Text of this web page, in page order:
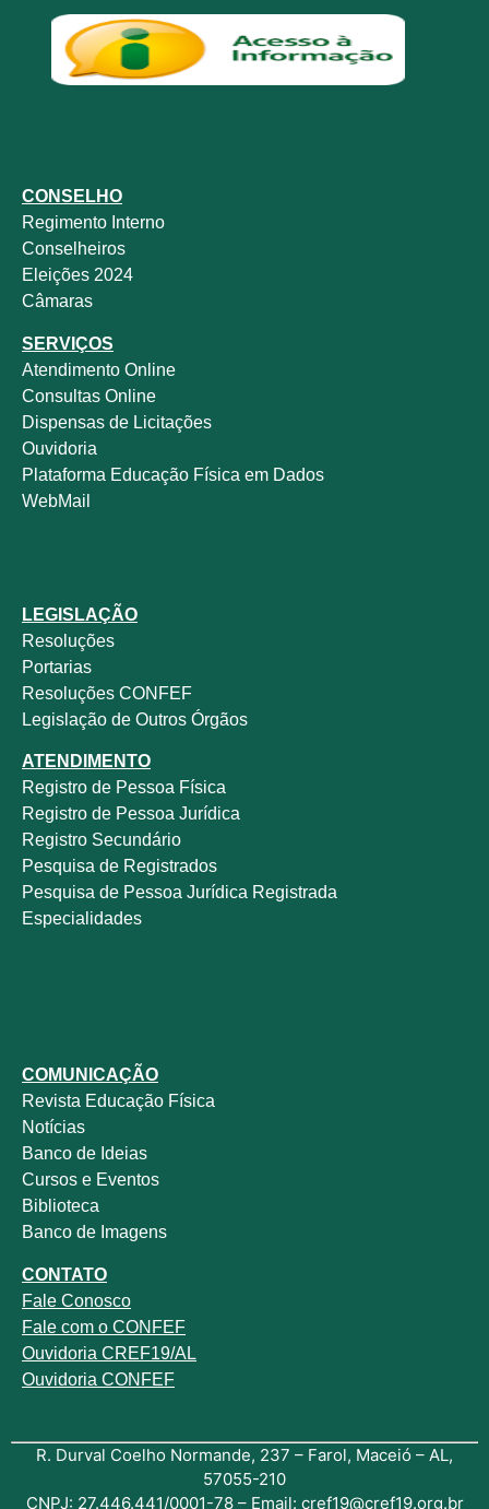
CONSELHO
Regimento Interno
Conselheiros
Eleições 2024
Câmaras
SERVIÇOS
Atendimento Online
Consultas Online
Dispensas de Licitações
Ouvidoria
Plataforma Educação Física em Dados
WebMail
LEGISLAÇÃO
Resoluções
Portarias
Resoluções CONFEF
Legislação de Outros Órgãos
ATENDIMENTO
Registro de Pessoa Física
Registro de Pessoa Jurídica
Registro Secundário
Pesquisa de Registrados
Pesquisa de Pessoa Jurídica Registrada
Especialidades
COMUNICAÇÃO
Revista Educação Física
Notícias
Banco de Ideias
Cursos e Eventos
Biblioteca
Banco de Imagens
CONTATO
Fale Conosco
Fale com o CONFEF
Ouvidoria CREF19/AL
Ouvidoria CONFEF
R. Durval Coelho Normande, 237 – Farol, Maceió – AL,
57055-210
CNPJ: 27.446.441/0001-78 – Email: cref19@cref19.org.br